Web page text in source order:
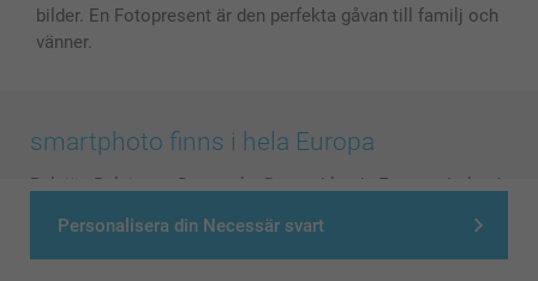
Personalisera din Necessär svart
bilder. En Fotopresent är den perfekta gåvan till familj och
vänner.
smartphoto finns i hela Europa
België Belgique Danmark Deutschland France
Ireland
Nederland - Norge Österreich Schweiz